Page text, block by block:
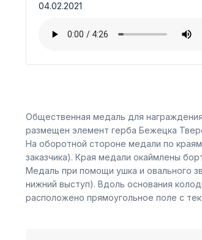
04.02.2021
Общественная медаль для
размещен элемент герба Бежецка
На оборотной стороне медали по
заказчика). Края медали окаймлены
Медаль при помощи ушка и овального
нижний выступ). Вдоль основания
расположено прямоугольное поле с